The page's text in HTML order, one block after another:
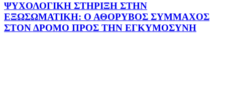
ΨΥΧΟΛΟΓΙΚΗ ΣΤΗΡΙΞΗ ΣΤΗΝ
ΕΞΩΣΩΜΑΤΙΚΗ: Ο ΑΘΟΡΥΒΟΣ ΣΥΜΜΑΧΟΣ
ΣΤΟΝ ΔΡΟΜΟ ΠΡΟΣ ΤΗΝ ΕΓΚΥΜΟΣΥΝΗ